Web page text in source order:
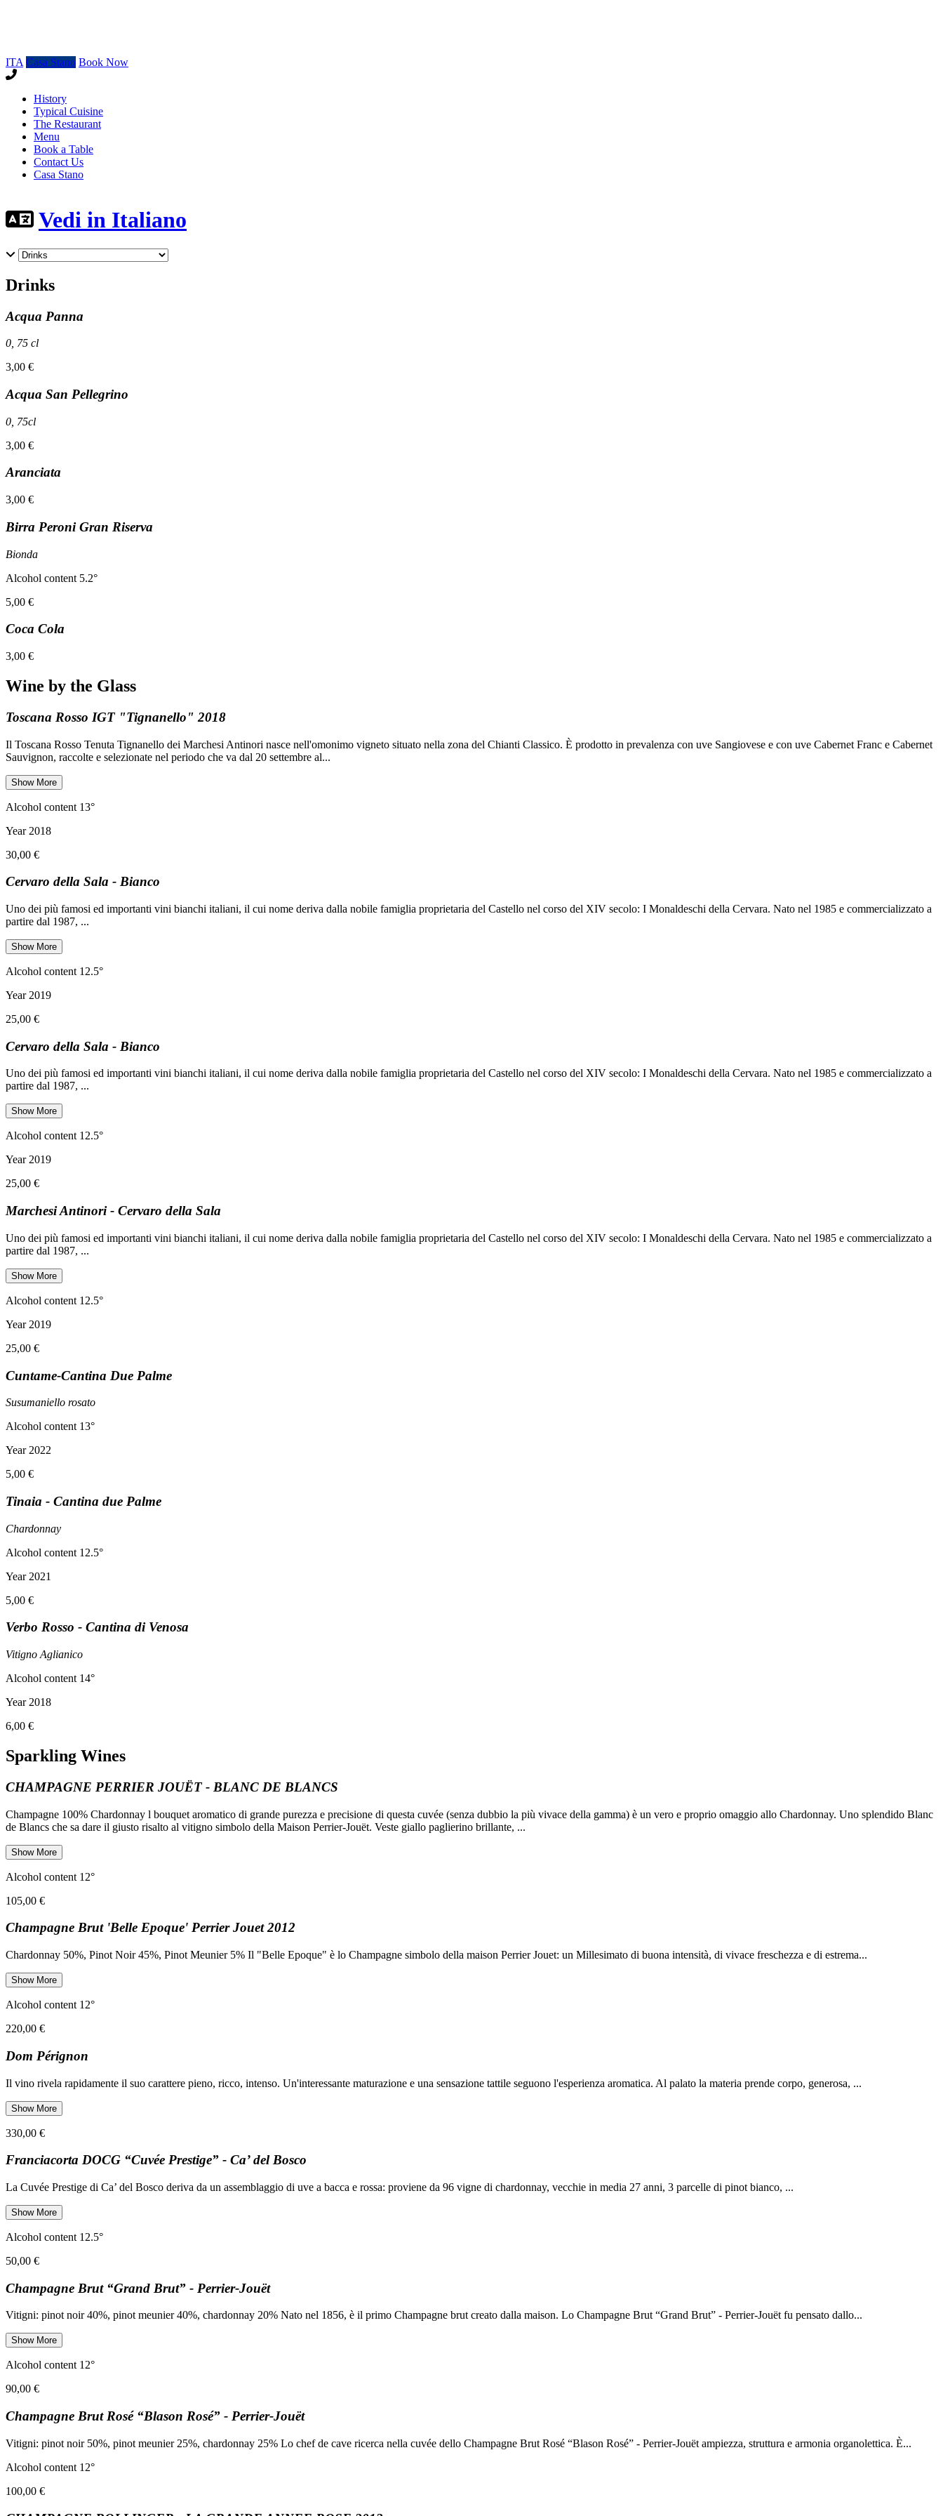
ITA Casa Stano Book Now
History
Typical Cuisine
The Restaurant
Menu
Book a Table
Contact Us
Casa Stano
Vedi in Italiano
Drinks
Acqua Panna
0, 75 cl
3,00 €
Acqua San Pellegrino
0, 75cl
3,00 €
Aranciata
3,00 €
Birra Peroni Gran Riserva
Bionda
Alcohol content 5.2°
5,00 €
Coca Cola
3,00 €
Wine by the Glass
Toscana Rosso IGT "Tignanello" 2018
Il Toscana Rosso Tenuta Tignanello dei Marchesi Antinori nasce nell'omonimo vigneto situato nella zona del Chianti Classico. È prodotto in prevalenza con uve Sangiovese e con uve Cabernet Franc e Cabernet
Sauvignon, raccolte e selezionate nel periodo che va dal 20 settembre al...
Show More
Alcohol content 13°
Year 2018
30,00 €
Cervaro della Sala - Bianco
Uno dei più famosi ed importanti vini bianchi italiani, il cui nome deriva dalla nobile famiglia proprietaria del Castello nel corso del XIV secolo: I Monaldeschi della Cervara. Nato nel 1985 e commercializzato a
partire dal 1987, ...
Show More
Alcohol content 12.5°
Year 2019
25,00 €
Cervaro della Sala - Bianco
Uno dei più famosi ed importanti vini bianchi italiani, il cui nome deriva dalla nobile famiglia proprietaria del Castello nel corso del XIV secolo: I Monaldeschi della Cervara. Nato nel 1985 e commercializzato a
partire dal 1987, ...
Show More
Alcohol content 12.5°
Year 2019
25,00 €
Marchesi Antinori - Cervaro della Sala
Uno dei più famosi ed importanti vini bianchi italiani, il cui nome deriva dalla nobile famiglia proprietaria del Castello nel corso del XIV secolo: I Monaldeschi della Cervara. Nato nel 1985 e commercializzato a
partire dal 1987, ...
Show More
Alcohol content 12.5°
Year 2019
25,00 €
Cuntame-Cantina Due Palme
Susumaniello rosato
Alcohol content 13°
Year 2022
5,00 €
Tinaia - Cantina due Palme
Chardonnay
Alcohol content 12.5°
Year 2021
5,00 €
Verbo Rosso - Cantina di Venosa
Vitigno Aglianico
Alcohol content 14°
Year 2018
6,00 €
Sparkling Wines
CHAMPAGNE PERRIER JOUËT - BLANC DE BLANCS
Champagne 100% Chardonnay l bouquet aromatico di grande purezza e precisione di questa cuvée (senza dubbio la più vivace della gamma) è un vero e proprio omaggio allo Chardonnay. Uno splendido Blanc
de Blancs che sa dare il giusto risalto al vitigno simbolo della Maison Perrier-Jouët. Veste giallo paglierino brillante, ...
Show More
Alcohol content 12°
105,00 €
Champagne Brut 'Belle Epoque' Perrier Jouet 2012
Chardonnay 50%, Pinot Noir 45%, Pinot Meunier 5% Il "Belle Epoque" è lo Champagne simbolo della maison Perrier Jouet: un Millesimato di buona intensità, di vivace freschezza e di estrema...
Show More
Alcohol content 12°
220,00 €
Dom Pérignon
Il vino rivela rapidamente il suo carattere pieno, ricco, intenso. Un'interessante maturazione e una sensazione tattile seguono l'esperienza aromatica. Al palato la materia prende corpo, generosa, ...
Show More
330,00 €
Franciacorta DOCG “Cuvée Prestige” - Ca’ del Bosco
La Cuvée Prestige di Ca’ del Bosco deriva da un assemblaggio di uve a bacca e rossa: proviene da 96 vigne di chardonnay, vecchie in media 27 anni, 3 parcelle di pinot bianco, ...
Show More
Alcohol content 12.5°
50,00 €
Champagne Brut “Grand Brut” - Perrier-Jouët
Vitigni: pinot noir 40%, pinot meunier 40%, chardonnay 20% Nato nel 1856, è il primo Champagne brut creato dalla maison. Lo Champagne Brut “Grand Brut” - Perrier-Jouët fu pensato dallo...
Show More
Alcohol content 12°
90,00 €
Champagne Brut Rosé “Blason Rosé” - Perrier-Jouët
Vitigni: pinot noir 50%, pinot meunier 25%, chardonnay 25% Lo chef de cave ricerca nella cuvée dello Champagne Brut Rosé “Blason Rosé” - Perrier-Jouët ampiezza, struttura e armonia organolettica. È...
Alcohol content 12°
100,00 €